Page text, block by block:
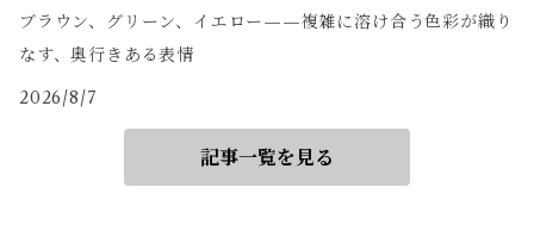
ブラウン、グリーン、イエロー——複雑に溶け合う色彩が織り
なす、奥行きある表情
2026/8/7
記事一覧を見る